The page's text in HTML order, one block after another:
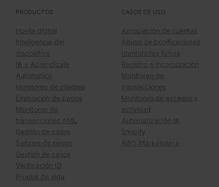
PRODUCTOS
Huella digital
Inteligencia del
dispositivo
IA y Aprendizaje
Automático
Monitoreo de clientes
Evaluación de pagos
Monitoreo de
transacciones AML
Gestión de casos
Señales de riesgo
Gestión de casos
Verificación ID
Prueba de vida
CASOS DE USO
Apropiación de cuentas
Abuso de bonificaciones
Identidades falsas
Registro e incorporación
Monitoreo de
transacciones
Monitoreo de accesos y
actividad
Automatización IA
Shopify
AWS Marketplace